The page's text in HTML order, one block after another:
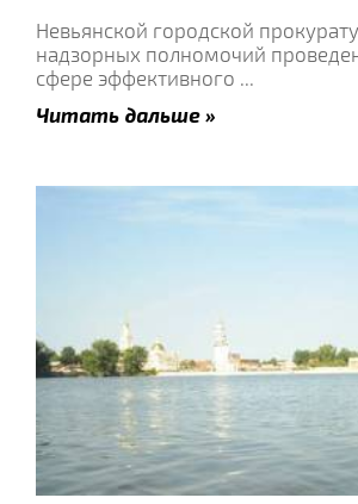
Невьянской городской
надзорных полномочий
сфере эффективного ...
Читать дальше »